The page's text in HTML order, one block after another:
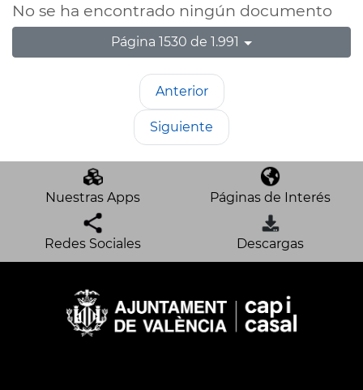
No se ha encontrado ningún documento
Página 1530 de 1.991
Anterior
Siguiente
Nuestras Apps Páginas de Interés
Redes Sociales Descargas